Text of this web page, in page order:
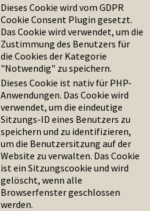
Dieses Cookie wird vom GDPR
Cookie Consent Plugin gesetzt.
Das Cookie wird verwendet, um die
Zustimmung des Benutzers für
die Cookies der Kategorie
"Notwendig" zu speichern.
Dieses Cookie ist nativ für PHP-
Anwendungen. Das Cookie wird
verwendet, um die eindeutige
Sitzungs-ID eines Benutzers zu
speichern und zu identifizieren,
um die Benutzersitzung auf der
Website zu verwalten. Das Cookie
ist ein Sitzungscookie und wird
gelöscht, wenn alle
Browserfenster geschlossen
werden.